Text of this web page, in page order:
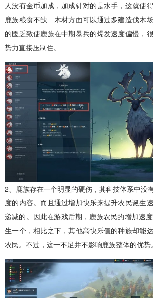
人没有金币加成，加成针对的是水手，这就使
鹿族粮食不缺，木材方面可以通过多建造伐木
的匮乏致使鹿族在中期暴兵的爆发速度偏慢，
势力直接压制住。
2、鹿族存在一个明显的硬伤，其科技体系中没
度的内容。而且通过增加快乐来提升农民诞生
递减的。因此在游戏后期，鹿族农民的增加速
生一个，相比之下，其他高快乐值的种族却能
农民。不过，这一不足并不影响鹿族整体的优势。